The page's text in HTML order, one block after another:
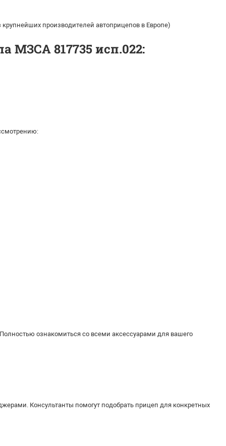
производителей автоприцепов в Европе)
МЗСА 817735 исп.022:
ознакомиться со всеми аксессуарами для вашего
Консультанты помогут подобрать прицеп для конкретных